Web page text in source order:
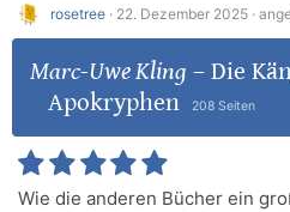
rosetree · 22. Dezember 2025 ·
Marc-Uwe Kling – Die
Apokryphen
208 Seiten
Wie die anderen Bücher ein